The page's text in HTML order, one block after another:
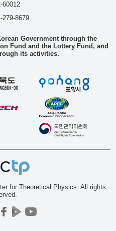
60012
279-8679
Government through the
Fund and the Lottery Fund, and
its activities.
for Theoretical Physics. All rights